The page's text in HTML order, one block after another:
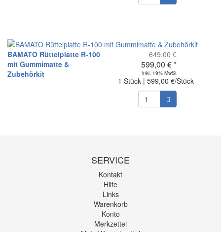
BAMATO Rüttelplatte R-100
mit Gummimatte &
Zubehörkit
649,00 €
599,00 € *
inkl. 19% MwSt
1 Stück | 599,00 €/Stück
SERVICE
Kontakt
Hilfe
Links
Warenkorb
Konto
Merkzettel